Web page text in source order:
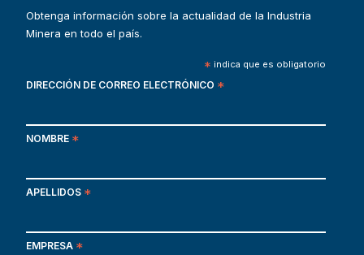
Obtenga información sobre la actualidad de la Industria
Minera en todo el país.
* indica que es obligatorio
DIRECCIÓN DE CORREO ELECTRÓNICO *
NOMBRE *
APELLIDOS *
EMPRESA *